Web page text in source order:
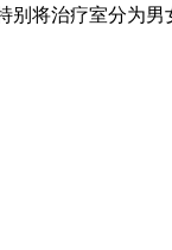
将治疗室分为